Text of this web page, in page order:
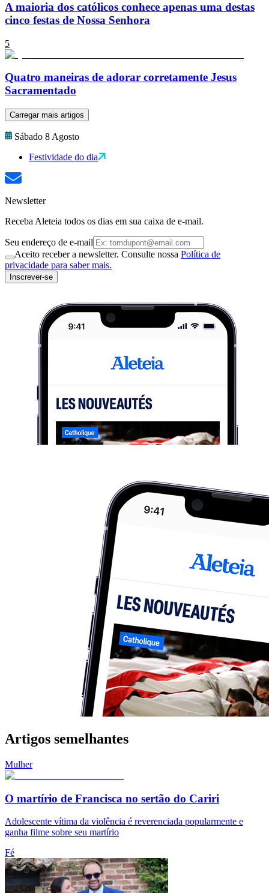
A maioria dos católicos conhece apenas uma destas
cinco festas de Nossa Senhora
5
Quatro maneiras de adorar corretamente Jesus
Sacramentado
Carregar mais artigos
Sábado 8 Agosto
Festividade do dia
Newsletter
Receba Aleteia todos os dias em sua caixa de e-mail.
Seu endereço de e-mail
Aceito receber a newsletter. Consulte nossa Política de
privacidade para saber mais.
Inscrever-se
Artigos semelhantes
Mulher
O martírio de Francisca no sertão do Cariri
Adolescente vítima da violência é reverenciada popularmente e
ganha filme sobre seu martírio
Fé